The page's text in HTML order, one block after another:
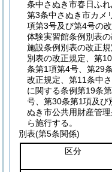
条中さぬき市春日ふ
第3条中さぬき市カメ
項第3号及び第4号の
体験実習館条例別表
施設条例別表の改正
別表の改正規定、第
条第1項第4号、第29
改正規定、第11条中
に関する条例第19条
号、第30条第1項及び
ぬき市公共用財産管
ら施行する。
別表(第5条関係)
区分